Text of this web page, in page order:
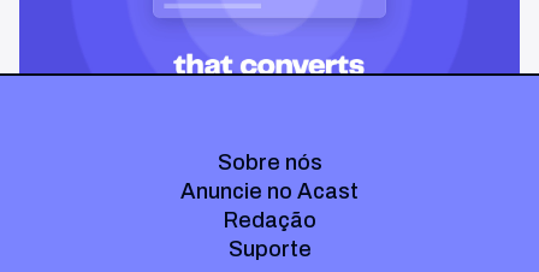
Sobre nós
Anuncie no Acast
Redação
Suporte